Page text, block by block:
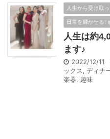
人生から受け取
日常を輝かせる
人生は約
ます♪
2022/12/11
ックス, ディナ
楽器, 趣味